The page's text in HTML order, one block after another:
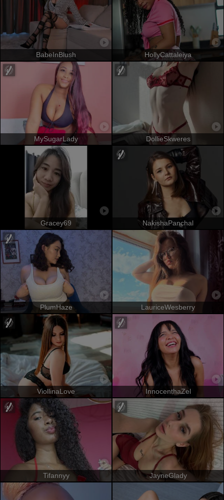
BabeInBlush HollyCattaleiya
MySugarLady DollieSkweres
Gracey69 NakishaPanchal
PlumHaze LauriceWesberry
ViollinaLove InnocenthaZel
Tifannyy JayneGlady